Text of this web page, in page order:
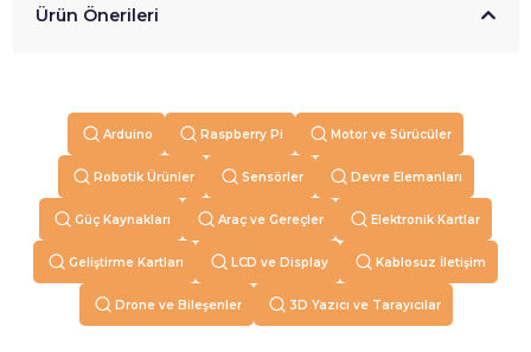
Ürün Önerileri
Arduino Raspberry Pi Motor ve Sürücüler
Robotik Ürünler Sensörler Devre Elemanları
Güç Kaynakları Araç ve Gereçler Elektronik Kartlar
Geliştirme Kartları LCD ve Display Kablosuz İletişim
Drone ve Bileşenler 3D Yazıcı ve Tarayıcılar